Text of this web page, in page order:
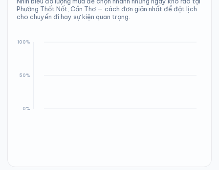
Phường Thốt Nốt, Cần Thơ — cách đơn giản nhất để đặt lịch
cho chuyến đi hay sự kiện quan trọng.